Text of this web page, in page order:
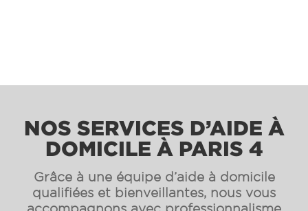
NOS SERVICES D’AIDE À
DOMICILE À PARIS 4
Grâce à une équipe d’aide à domicile
qualifiées et bienveillantes, nous vous